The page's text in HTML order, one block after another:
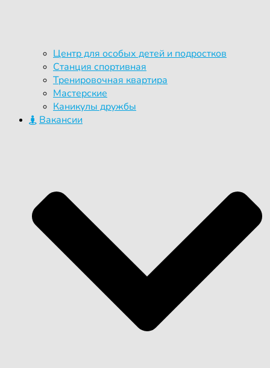
Центр для особых детей и подростков
Станция спортивная
Тренировочная квартира
Мастерские
Каникулы дружбы
Вакансии